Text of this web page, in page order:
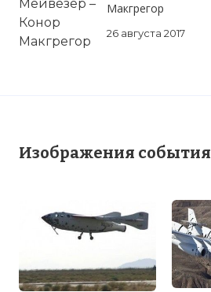
Макгрегор
26 августа 2017
Изображения события